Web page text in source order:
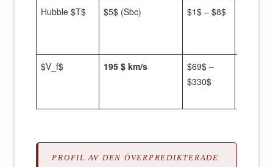
Hubble $T$
$5$ (Sbc) $1$ – $8$
$V_f$
195 $ km/s
$69$ –
$330$
PROFIL AV DEN ÖVERPREDIKTERADE